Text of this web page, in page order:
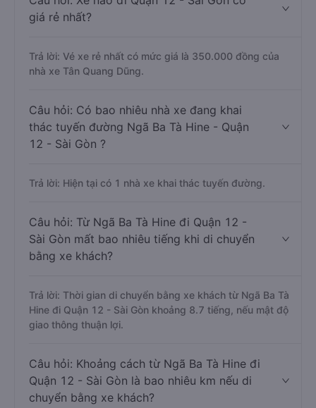
giá rẻ nhất?
Trả lời: Vé xe rẻ nhất có mức giá là 350.000 đồng của
nhà xe Tân Quang Dũng.
Câu hỏi: Có bao nhiêu nhà xe đang khai
thác tuyến đường Ngã Ba Tà Hine - Quận
12 - Sài Gòn ?
Trả lời: Hiện tại có 1 nhà xe khai thác tuyến đường.
Câu hỏi: Từ Ngã Ba Tà Hine đi Quận 12 -
Sài Gòn mất bao nhiêu tiếng khi di chuyển
bằng xe khách?
Trả lời: Thời gian di chuyển bằng xe khách từ Ngã Ba Tà
Hine đi Quận 12 - Sài Gòn khoảng 8.7 tiếng, nếu mật độ
giao thông thuận lợi.
Câu hỏi: Khoảng cách từ Ngã Ba Tà Hine đi
Quận 12 - Sài Gòn là bao nhiêu km nếu di
chuyển bằng xe khách?